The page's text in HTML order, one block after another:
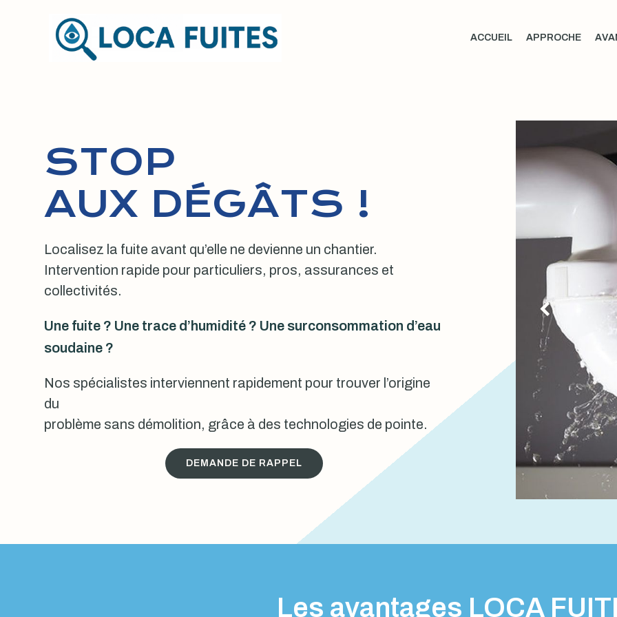
ACCUEIL APPROCHE
STOP
AUX DÉGÂTS !
Localisez la fuite avant qu’elle ne devienne un chantier.
Intervention rapide pour particuliers, pros, assurances et
collectivités.
Une fuite ? Une trace d’humidité ? Une surconsommation d’eau
soudaine ?
Nos spécialistes interviennent rapidement pour trouver l’origine
du
problème sans démolition, grâce à des technologies de pointe.
DEMANDE DE RAPPEL
Les avantages LOCA